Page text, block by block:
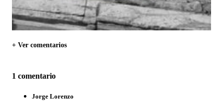
+ Ver comentarios
1 comentario
Jorge Lorenzo